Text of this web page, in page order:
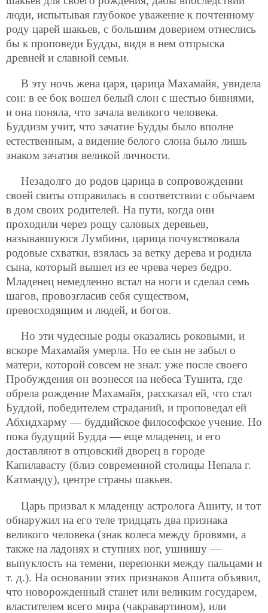
люди, испытывая глубокое уважение к почтенному
роду царей шакьев, с большим доверием отнеслись
бы к проповеди Будды, видя в нем отпрыска
древней и славной семьи.
В эту ночь жена царя, царица Махамайя, увидела
сон: в ее бок вошел белый слон с шестью бивнями,
и она поняла, что зачала великого человека.
Буддизм учит, что зачатие Будды было вполне
естественным, а видение белого слона было лишь
знаком зачатия великой личности.
Незадолго до родов царица в сопровождении
своей свиты отправилась в соответствии с обычаем
в дом своих родителей. На пути, когда они
проходили через рощу саловых деревьев,
называвшуюся Лумбини, царица почувствовала
родовые схватки, взялась за ветку дерева и родила
сына, который вышел из ее чрева через бедро.
Младенец немедленно встал на ноги и сделал семь
шагов, провозгласив себя существом,
превосходящим и людей, и богов.
Но эти чудесные роды оказались роковыми, и
вскоре Махамайя умерла. Но ее сын не забыл о
матери, которой совсем не знал: уже после своего
Пробуждения он вознесся на небеса Тушита, где
обрела рождение Махамайя, рассказал ей, что стал
Буддой, победителем страданий, и проповедал ей
Абхидхарму — буддийское философское учение. Но
пока будущий Будда — еще младенец, и его
доставляют в отцовский дворец в городе
Капилавасту (близ современной столицы Непала г.
Катманду), центре страны шакьев.
Царь призвал к младенцу астролога Ашиту, и тот
обнаружил на его теле тридцать два признака
великого человека (знак колеса между бровями, а
также на ладонях и ступнях ног, ушнишу —
выпуклость на темени, перепонки между пальцами и
т. д.). На основании этих признаков Ашита объявил,
что новорожденный станет или великим государем,
властителем всего мира (чакравартином), или